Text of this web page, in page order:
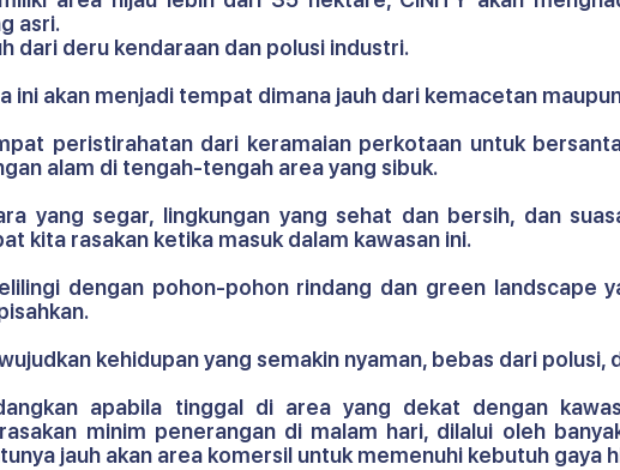
asri.
dari deru kendaraan dan polusi industri.
ini akan menjadi tempat dimana jauh dari kemacetan
peristirahatan dari keramaian perkotaan untuk
alam di tengah-tengah area yang sibuk.
yang segar, lingkungan yang sehat dan bersih, dan
kita rasakan ketika masuk dalam kawasan ini.
dengan pohon-pohon rindang dan green landscape
kehidupan yang semakin nyaman, bebas dari polusi,
apabila tinggal di area yang dekat dengan
minim penerangan di malam hari, dilalui oleh
jauh akan area komersil untuk memenuhi kebutuh gaya